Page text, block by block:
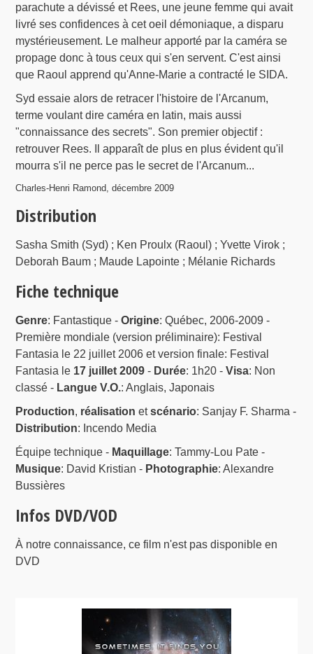
parachute a dévissé et Rees, une jeune femme qui avait
livré ses confidences à cet oeil démoniaque, a disparu
mystérieusement. Le malheur apporté par la caméra se
propage donc à tous ceux qui s'en servent. C'est ainsi
que Raoul apprend qu'Anne-Marie a contracté le SIDA.
Syd essaie alors de retracer l'histoire de l'Arcanum,
terme voulant dire caméra en latin, mais aussi
"connaissance des secrets". Son premier objectif :
retrouver Rees. Il apparaît de plus en plus évident qu'il
mourra s'il ne perce pas le secret de l'Arcanum...
Charles-Henri Ramond, décembre 2009
Distribution
Sasha Smith (Syd) ; Ken Proulx (Raoul) ; Yvette Virok ;
Deborah Baum ; Maude Lapointe ; Mélanie Richards
Fiche technique
Genre: Fantastique -Origine: Québec, 2006-2009 -
Première mondiale (version préliminaire): Festival
Fantasia le 22 juillet 2006 et version finale: Festival
Fantasia le 17 juillet 2009 - Durée: 1h20 -Visa: Non
classé - Langue V.O.: Anglais, Japonais
Production, réalisation etscénario: Sanjay F. Sharma -
Distribution: Incendo Media
Équipe technique - Maquillage: Tammy-Lou Pate -
Musique: David Kristian - Photographie: Alexandre
Bussières
Infos DVD/VOD
À notre connaissance, ce film n'est pas disponible en
DVD